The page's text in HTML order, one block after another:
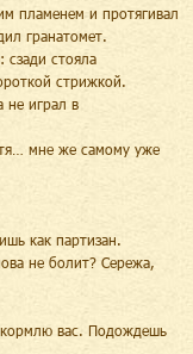
пламенем и протягивал
гранатомет.
сзади стояла
стрижкой.
не играл в
мне же самому уже
как партизан.
не болит? Сережа,
вас. Подождешь